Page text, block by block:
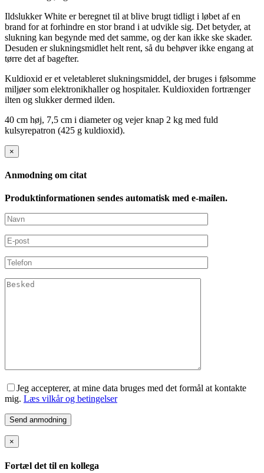
Ildslukker White er beregnet til at blive brugt tidligt i løbet af en
brand for at forhindre en stor brand i at udvikle sig. Det betyder, at
slukning kan begynde med det samme, og der kan ikke ske skader.
Desuden er slukningsmidlet helt rent, så du behøver ikke engang at
tørre det af bagefter.
Kuldioxid er et veletableret slukningsmiddel, der bruges i følsomme
miljøer som elektronikhaller og hospitaler. Kuldioxiden fortrænger
ilten og slukker dermed ilden.
40 cm høj, 7,5 cm i diameter og vejer knap 2 kg med fuld
kulsyrepatron (425 g kuldioxid).
×
Anmodning om citat
Produktinformationen sendes automatisk med e-mailen.
Jeg accepterer, at mine data bruges med det formål at kontakte
mig. Læs vilkår og betingelser
×
Fortæl det til en kollega